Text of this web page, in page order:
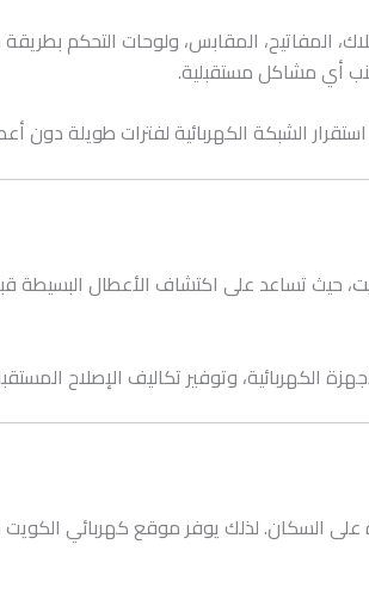
المفاتيح، المقابس، ولوحات التحكم
أي مشاكل مستقبلية.
الشبكة الكهربائية لفترات طويلة دون
، حيث تساعد على اكتشاف الأعطال
الكهربائية، وتوفير تكاليف الإصلاح
على السكان. لذلك يوفر موقع كهربائي